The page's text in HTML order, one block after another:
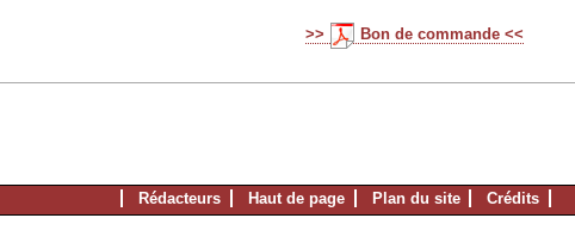
>> Bon de commande <<
Rédacteurs Haut de page Plan du site Crédits